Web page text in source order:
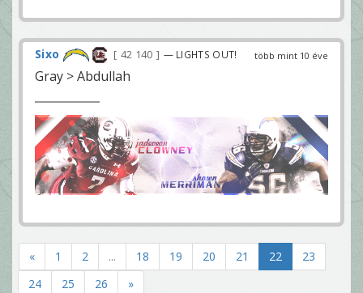
több mint 10 éve
Sixo 42 140 — LIGHTS OUT!
Gray > Abdullah
« 1 2 ... 18 19 20 21 22
23
24
25 26 »